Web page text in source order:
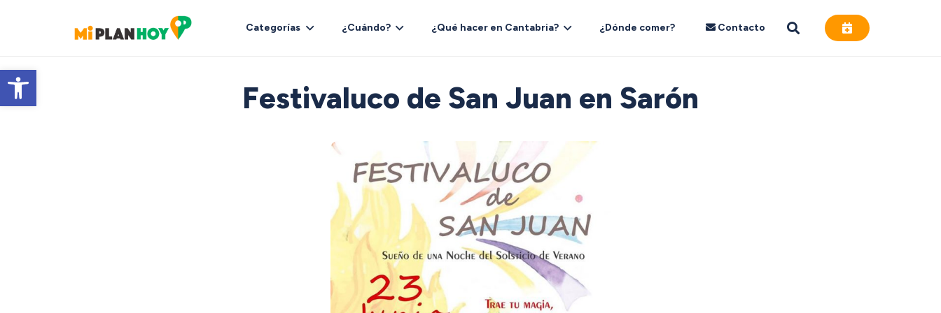
Abrir barra de herramientas
Categorías ¿Cuándo? ¿Qué hacer en Cantabria? ¿Dónde comer? Contacto
Festivaluco de San Juan en Sarón